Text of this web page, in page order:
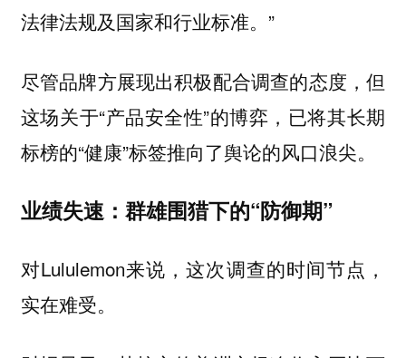
法律法规及国家和行业标准。”
尽管品牌方展现出积极配合调查的态度，但
这场关于“产品安全性”的博弈，已将其长期
标榜的“健康”标签推向了舆论的风口浪尖。
业绩失速：群雄围猎下的“防御期”
对Lululemon来说，这次调查的时间节点，
实在难受。